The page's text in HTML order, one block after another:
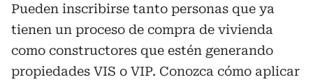
Pueden inscribirse tanto personas que ya
tienen un proceso de compra de vivienda
como constructores que estén generando
propiedades VIS o VIP. Conozca cómo aplicar